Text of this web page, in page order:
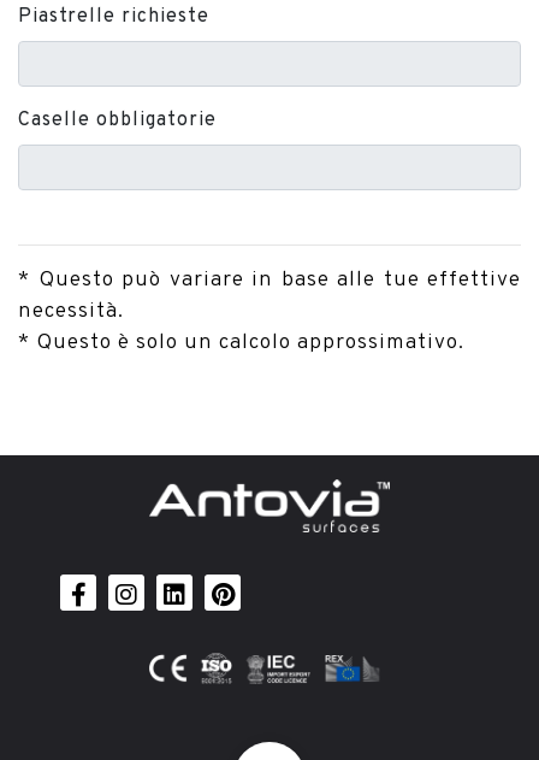
Piastrelle richieste
Caselle obbligatorie
* Questo può variare in base alle tue effettive
necessità.
* Questo è solo un calcolo approssimativo.